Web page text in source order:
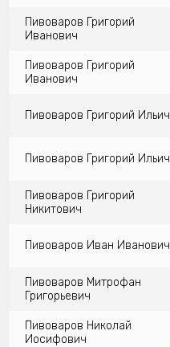
Пивоваров Григорий
Иванович
Пивоваров Григорий
Иванович
Пивоваров Григорий Ильич
Пивоваров Григорий Ильич
Пивоваров Григорий
Никитович
Пивоваров Иван Иванович
Пивоваров Митрофан
Григорьевич
Пивоваров Николай
Иосифович